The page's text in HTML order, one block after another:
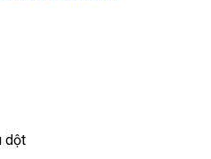
dột